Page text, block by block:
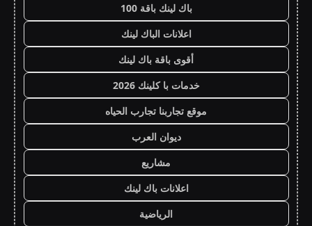
باك لينك باقة 100
اعلانات الباك لينك
أقوى باقة باك لينك
خدمات با كلينك 2026
موقع تجاربنا تجارب الحياه
ديوان العرب
مشاريع
اعلانات باك لينك
الرياضية